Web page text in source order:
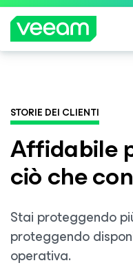
PER
SAPE
RNE
DI
PIÙ
piattaforma.
SCOPRI DI PIÙ
STORIE DEI CLIENTI
Affidabile
ciò che
Stai proteggendo
proteggendo
operativa.